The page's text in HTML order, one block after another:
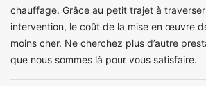
chauffage. Grâce au petit trajet à
intervention, le coût de la mise en œuvre
moins cher. Ne cherchez plus d’autre
que nous sommes là pour vous satisfaire.